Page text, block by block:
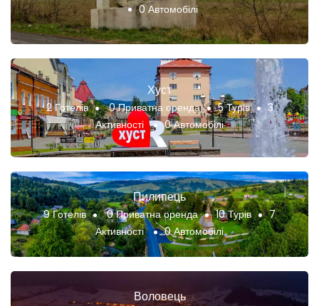
0 Автомобілі
Хуст
2 Готелів 0 Приватна оренда 5 Турів
3
Активності
0 Автомобілі
Пилипець
9 Готелів 0 Приватна оренда 10 Турів
7
Активності
0 Автомобілі
Воловець